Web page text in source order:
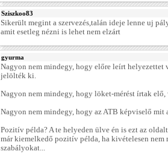
Sziszkoo83
Sikerült megint a szervezés,talán ideje lenne uj
amit esetleg nézni is lehet nem elzárt
gyurma
Nagyon nem mindegy, hogy előre leírt
jelölték ki.
Nagyon nem mindegy, hogy löket-mérést írtak elő,
Nagyon nem mindegy, hogy az ATB képviselő mit
Pozitív példa? A te helyeden ülve én is ezt az
már kiemelkedő pozitív példa, ha kivételesen nem
szabályokat...